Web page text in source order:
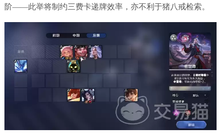
阶——此举将制约三费卡递牌效率，亦不利于猪八戒检索。